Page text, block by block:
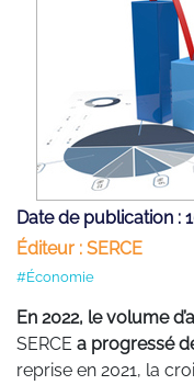
Date de publication :
Éditeur : SERCE
#Économie
En 2022, le volume
SERCE a progressé
reprise en 2021, la